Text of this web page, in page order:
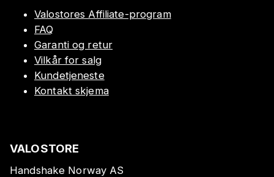
Valostores Affiliate-program
FAQ
Garanti og retur
Vilkår for salg
Kundetjeneste
Kontakt skjema
VALOSTORE
Handshake Norway AS